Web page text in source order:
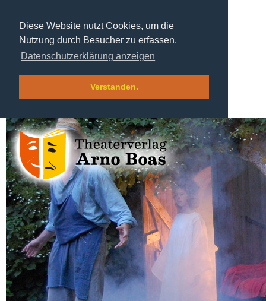
Diese Website nutzt Cookies, um die
Nutzung durch Besucher zu erfassen.
Datenschutzerklärung anzeigen
Verstanden.